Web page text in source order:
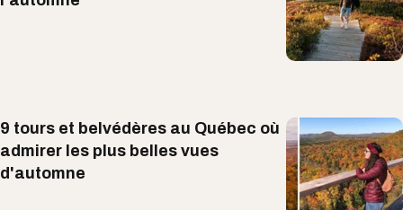
9 tours et belvédères au Québec où
admirer les plus belles vues
d'automne